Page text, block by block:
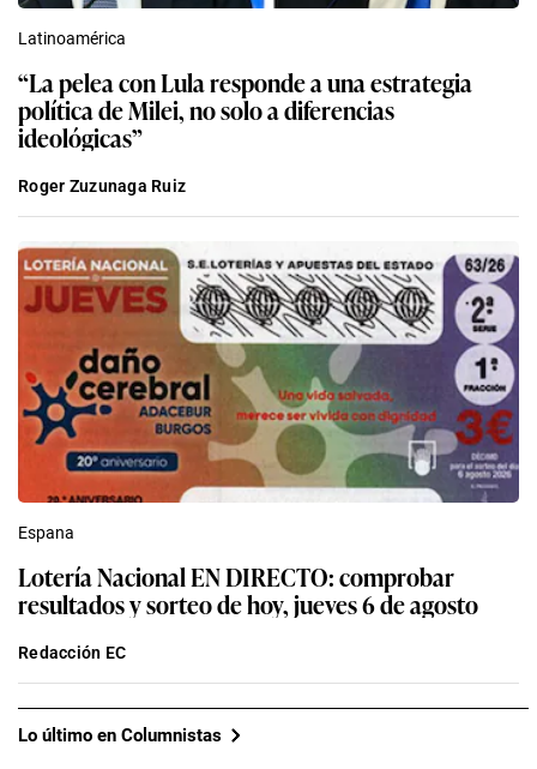
Latinoamérica
“La pelea con Lula responde a una estrategia
política de Milei, no solo a diferencias
ideológicas”
Roger Zuzunaga Ruiz
Espana
Lotería Nacional EN DIRECTO: comprobar
resultados y sorteo de hoy, jueves 6 de agosto
Redacción EC
Lo último en Columnistas